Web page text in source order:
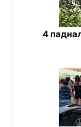
4